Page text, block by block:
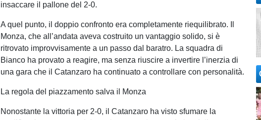
insaccare il pallone del 2-0.
A quel punto, il doppio confronto era completamente riequilibrato. Il
Monza, che all’andata aveva costruito un vantaggio solido, si è
ritrovato improvvisamente a un passo dal baratro. La squadra di
Bianco ha provato a reagire, ma senza riuscire a invertire l’inerzia di
una gara che il Catanzaro ha continuato a controllare con personalità.
La regola del piazzamento salva il Monza
Nonostante la vittoria per 2-0, il Catanzaro ha visto sfumare la